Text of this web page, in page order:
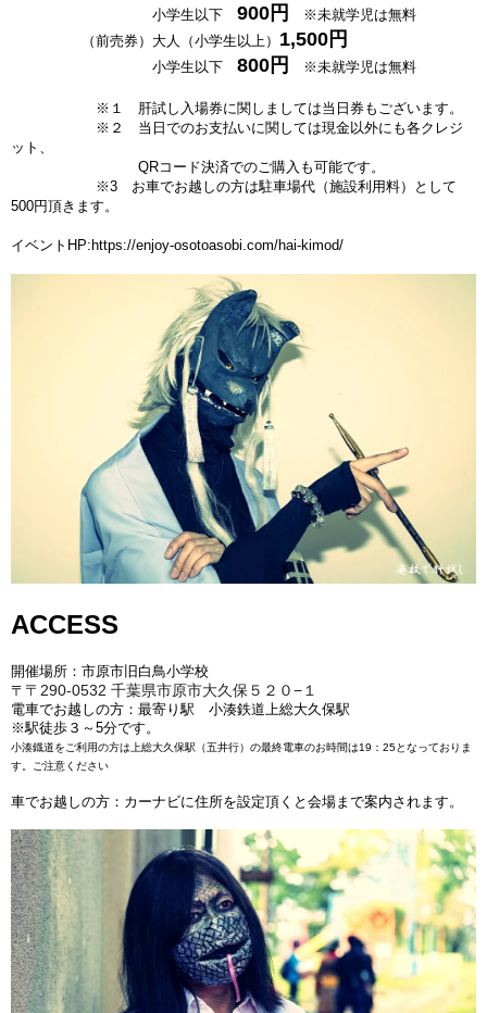
小学生以下 900円
※未就学児は無料
（前売券） 大人 （小学生以上） 1,500円
小学生以下 800円 ※未就学児は無料
※１ 肝試し入場券に関しましては当日券もございます。
※２ 当日でのお支払いに関しては現金以外にも各クレジ
ット、
QRコード決済での ご購入も可能です。
※3 お車でお越しの方は駐車場代（施設利用料）として
500円頂きます。
イベントHP: https://enjoy-osotoasobi.com/hai-kimod/
ACCESS
開催場所：市原市旧白鳥小学校
〒 〒290-0532 千葉県市原市大久保５２０−１
電車でお越しの方：最寄り駅 小湊鉄道上総大久保駅
※駅徒歩３～5分です。
小湊鐡道をご利用の方は上総大久保駅（五井行）の最終電車のお時間は19：25となっておりま
す。ご注意ください
車でお越しの方：カーナビに住所を設定頂くと会場まで案内されます。